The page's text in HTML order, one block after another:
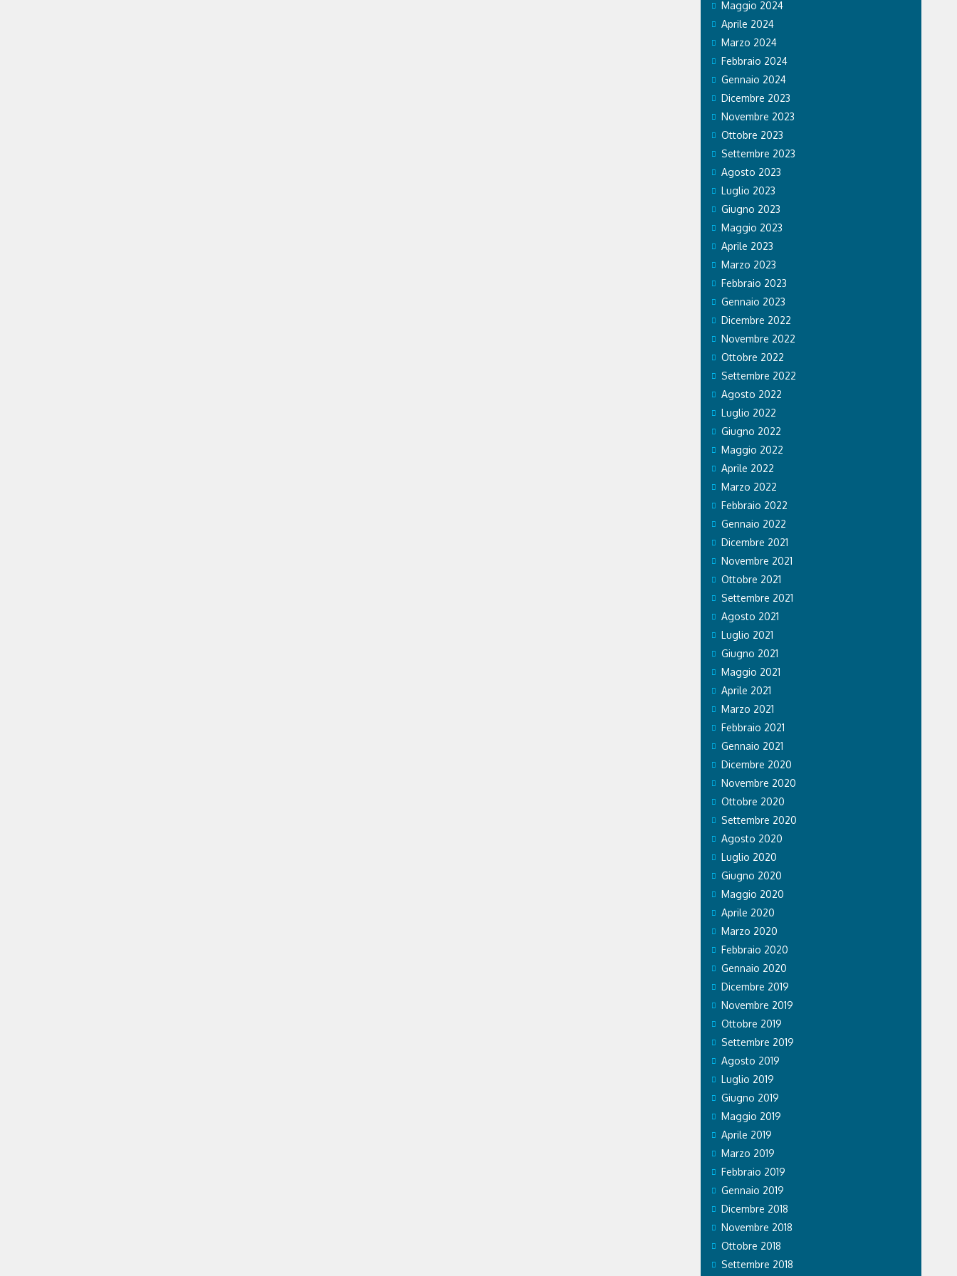
Maggio 2024
Aprile 2024
Marzo 2024
Febbraio 2024
Gennaio 2024
Dicembre 2023
Novembre 2023
Ottobre 2023
Settembre 2023
Agosto 2023
Luglio 2023
Giugno 2023
Maggio 2023
Aprile 2023
Marzo 2023
Febbraio 2023
Gennaio 2023
Dicembre 2022
Novembre 2022
Ottobre 2022
Settembre 2022
Agosto 2022
Luglio 2022
Giugno 2022
Maggio 2022
Aprile 2022
Marzo 2022
Febbraio 2022
Gennaio 2022
Dicembre 2021
Novembre 2021
Ottobre 2021
Settembre 2021
Agosto 2021
Luglio 2021
Giugno 2021
Maggio 2021
Aprile 2021
Marzo 2021
Febbraio 2021
Gennaio 2021
Dicembre 2020
Novembre 2020
Ottobre 2020
Settembre 2020
Agosto 2020
Luglio 2020
Giugno 2020
Maggio 2020
Aprile 2020
Marzo 2020
Febbraio 2020
Gennaio 2020
Dicembre 2019
Novembre 2019
Ottobre 2019
Settembre 2019
Agosto 2019
Luglio 2019
Giugno 2019
Maggio 2019
Aprile 2019
Marzo 2019
Febbraio 2019
Gennaio 2019
Dicembre 2018
Novembre 2018
Ottobre 2018
Settembre 2018